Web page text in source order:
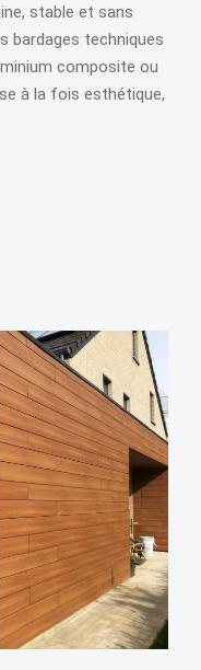
stable et sans
bardages techniques
composite ou
à la fois esthétique,